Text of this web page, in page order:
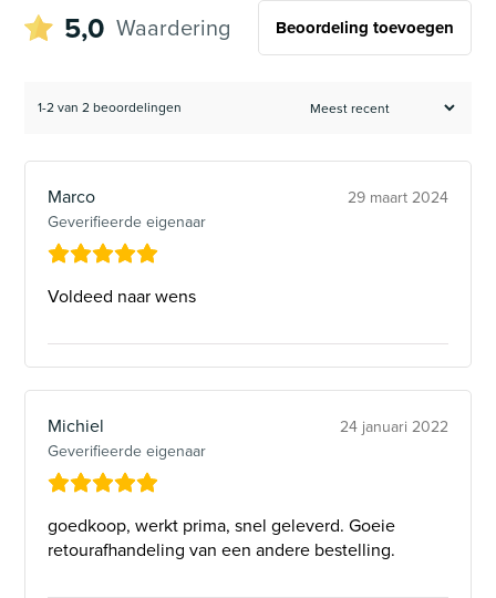
5,0 Waardering Beoordeling toevoegen
1-2 van 2 beoordelingen
Marco
Geverifieerde eigenaar
29 maart 2024
Voldeed naar wens
Michiel
Geverifieerde eigenaar
24 januari 2022
goedkoop, werkt prima, snel geleverd. Goeie
retourafhandeling van een andere bestelling.